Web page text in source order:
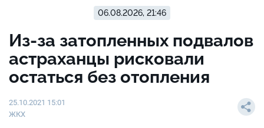
06.08.2026, 21:46
Из-за затопленных подвалов
астраханцы рисковали
остаться без отопления
25.10.2021 15:01
ЖКХ